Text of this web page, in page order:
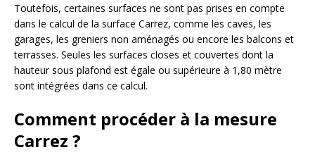
Toutefois, certaines surfaces ne sont pas prises en compte
dans le calcul de la surface Carrez, comme les caves, les
garages, les greniers non aménagés ou encore les balcons et
terrasses. Seules les surfaces closes et couvertes dont la
hauteur sous plafond est égale ou supérieure à 1,80 mètre
sont intégrées dans ce calcul.
Comment procéder à la mesure
Carrez ?